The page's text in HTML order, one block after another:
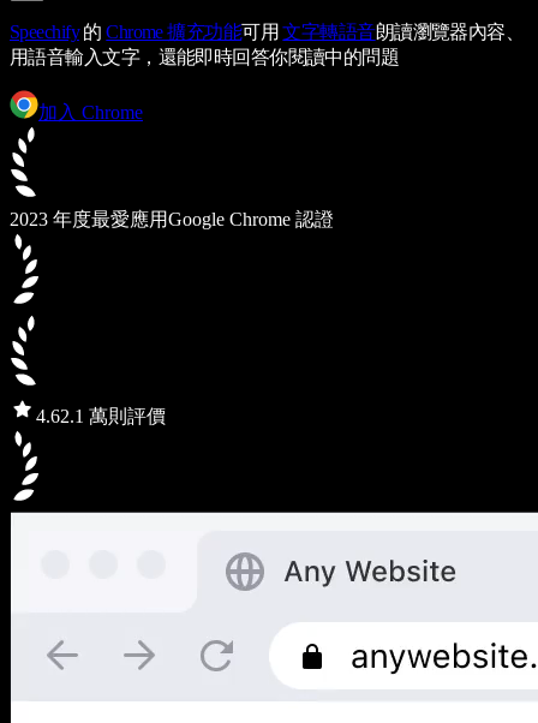
Speechify的Chrome 擴充功能可用文字轉語音朗讀瀏覽器內容、
用語音輸入文字，還能即時回答你閱讀中的問題
加入 Chrome
2023 年度最愛應用Google Chrome 認證
4.62.1 萬則評價